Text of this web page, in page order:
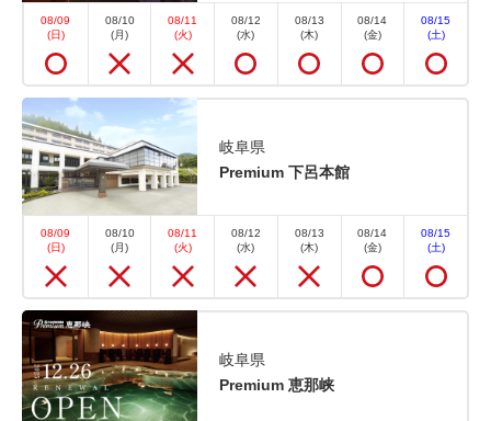
おすすめ 選べるオプション
【得旅】思い立ったら温泉旅行♪お
日にち限定のお得プラン 1泊2食付
基本バイキング
朝食・夕食 現地払い・Web決済
in 15:00~ 19:00 / out 11:00まで
WEB予約限定！お日にちが合えばお得に宿泊！ 室数
に限りがあるので、ご予約はお早めに！ 有名温泉地
08/09
(日)
08/10
(月)
08/11
(火)
08/12
(水)
08/13
(木)
08/14
(金)
08/15
(土)
岐阜県
Premium 下呂本館
08/09
(日)
08/10
(月)
08/11
(火)
08/12
(水)
08/13
(木)
08/14
(金)
08/15
(土)
岐阜県
Premium 恵那峡